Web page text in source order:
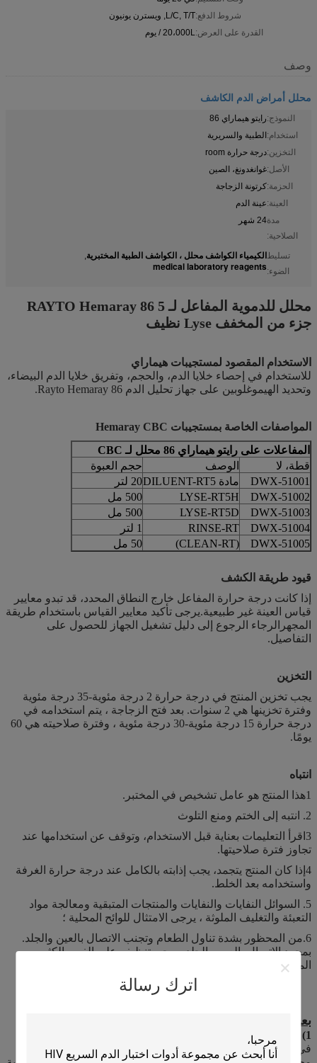
اترك رسالة
شروط الدفع:L/C, T/T, ويسترن يونيون
القدرة على العرض:20،000L / يوم
وصف
محلل أمراض الدم الكاشف
النموذج:رايتو هيماراي 86
استخدام:الطبية والسريرية
التخزين:درجة حرارة room
الأصل:غوانغدونغ، الصين
الحزمة:كرتونة الزجاجة
العينة:عينة الدم
مدة
الصلاحية:
24 شهر
تسليط
الضوء:
الكيمياء الكواشف محلل ، الكواشف الطبية المختبرية,
medical laboratory reagents
محلل للدموية المفاعل لـ RAYTO Hemaray 86 5
جزء من المخفف Lyse نظيف
الاستخدام المقصود لمستجيبات هيماراي
للاستخدام في إحصاء خلايا الدم، والحجم، وتفريق خلايا الدم البيضاء،
وتحديد الهيموغلوبين على جهاز تحليل الدم Rayto Hemaray 86.
المواصفات الخاصة بمستجيبات Hemaray CBC
المفاعلات على رايتو هيماراي 86 محلل لـ CBC
قطة، لا
الوصف
حجم العبوة
DWX-51001
مادة DILUENT-RT5
20 لتر
DWX-51002
LYSE-RT5H
500 مل
DWX-51003
LYSE-RT5D
500 مل
DWX-51004
RINSE-RT
1 لتر
DWX-51005
(CLEAN-RT) 50 مل
قيود طريقة الكشف
إذا كانت درجة حرارة المفاعل خارج النطاق المحدد، قد تبدو معايير
قياس العينة غير طبيعية.يرجى تأكيد معايير القياس باستخدام طريقة
المجهرالرجاء الرجوع إلى دليل تشغيل الجهاز للحصول على
التفاصيل.
التخزين
يجب تخزين المنتج في درجة حرارة 2 درجة مئوية-35 درجة مئوية
وفترة تخزينها هي 2 سنوات. بعد فتح الزجاجة ، يتم استخدامه في
درجة حرارة 15 درجة مئوية-30 درجة مئوية ، وفترة صلاحيته هي 60
يومًا.
انتباه
1هذا المنتج هو عامل تشخيص في المختبر.
2. انتبه إلى الختم ومنع التلوث
3اقرأ التعليمات بعناية قبل الاستخدام، وتوقف عن استخدامها عند
تجاوز فترة صلاحيتها.
4إذا كان المنتج يتجمد، يجب إذابته بالكامل عند درجة حرارة الغرفة
واستخدامه بعد الخلط.
5. السوائل النفايات والنفايات والمنتجات المتبقية ومعالجة مواد
التعبئة والتغليف الملوثة ، يرجى الامتثال للوائح المحلية ؛
6.من المحظور بشدة تناول الطعام وتجنب الاتصال بالعين والجلد.
بمجرد الاتصال بالعين والجلد، يرجى تنظيفه على الفور بالكثير من
الماء والحصول على المشورة الطبية.
بعض أسئلة المنتج التي قد ترغب في طرحها:
1) ما هي المواد التي تستخدم في تحليل الدم؟
في الوقت الحاضر ، يمكن تقسيم محللات الدم في السوق إلى